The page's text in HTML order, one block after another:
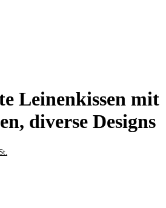
Leinenkissen mit
diverse Designs